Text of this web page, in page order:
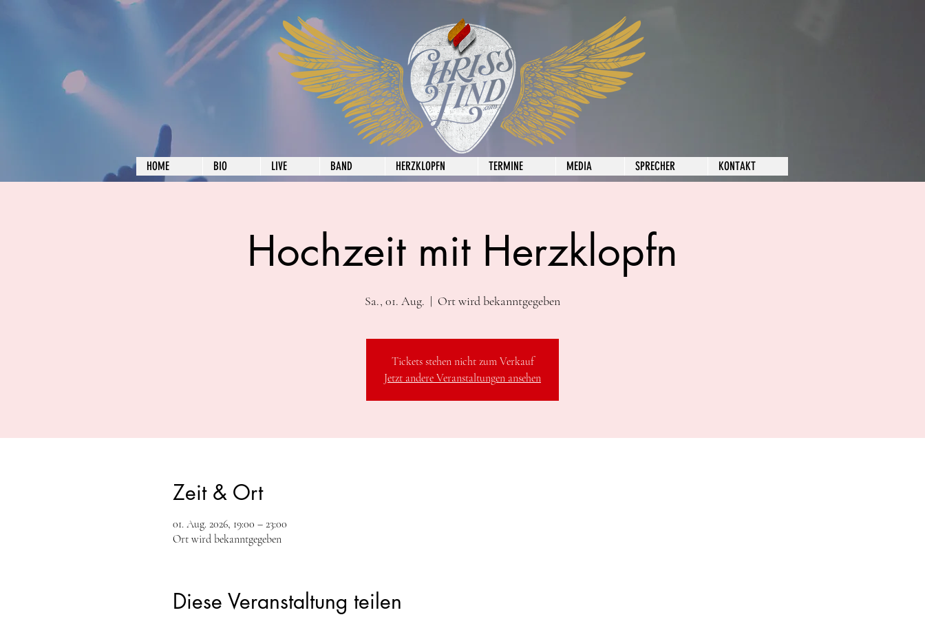
HOME BIO LIVE BAND HERZKLOPFN TERMINE MEDIA SPRECHER KONTAKT
Hochzeit mit Herzklopfn
Sa., 01. Aug.
  |
Ort wird bekanntgegeben
Tickets stehen nicht zum Verkauf
Jetzt andere Veranstaltungen ansehen
Zeit & Ort
01. Aug. 2026, 19:00 – 23:00
Ort wird bekanntgegeben
Diese Veranstaltung teilen